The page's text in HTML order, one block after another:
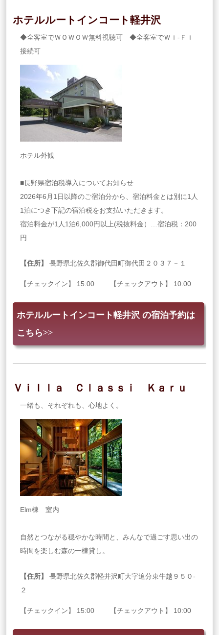
ホテルルートインコート軽井沢
◆全客室でＷＯＷＯＷ無料視聴可 ◆全客室でＷｉ-Ｆｉ
接続可
ホテル外観
■長野県宿泊税導入についてお知らせ
2026年6月1日以降のご宿泊分から、宿泊料金とは別に1人
1泊につき下記の宿泊税をお支払いただきます。
宿泊料金が1人1泊6,000円以上(税抜料金）…宿泊税：200
円
【住所】 長野県北佐久郡御代田町御代田２０３７－１
【チェックイン】 15:00 【チェックアウト】 10:00
ホテルルートインコート軽井沢 の宿泊予約は
こちら>>
Ｖｉｌｌａ Ｃｌａｓｓｉ Ｋａｒｕ
一緒も、それぞれも、心地よく。
Elm棟 室内
自然とつながる穏やかな時間と、みんなで過ごす思い出の
時間を楽しむ森の一棟貸し。
【住所】
長野県北佐久郡軽井沢町大字追分東牛越９５０‐
２
【チェックイン】 15:00 【チェックアウト】 10:00